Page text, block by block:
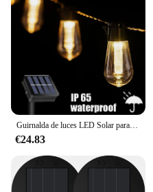
€24.83